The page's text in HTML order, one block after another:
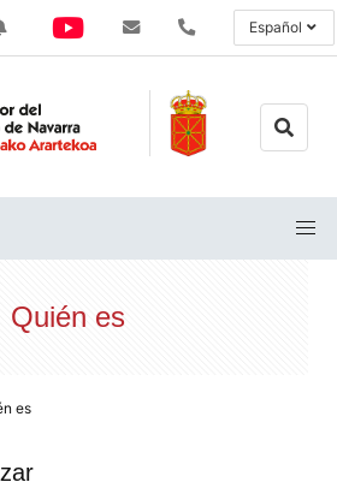
Español
Quién es
es